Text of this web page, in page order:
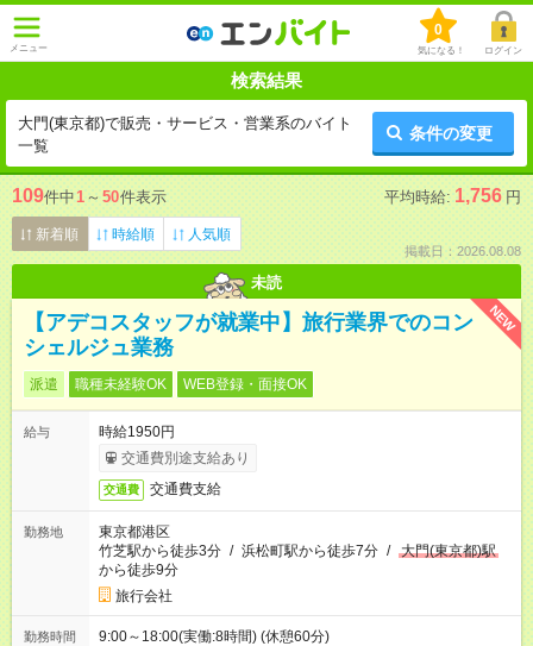
メニュー
0
気になる！ ログイン
検索結果
大門(東京都)で販売・サービス・営業系のバイト
一覧
条件の変更
109件中1 ～ 50件表示 平均時給: 1,756 円
新着順 時給順 人気順
掲載日：2026.08.08
未読
NEW
【アデコスタッフが就業中】旅行業界でのコン
シェルジュ業務
派遣 職種未経験OK WEB登録・面接OK
給与
時給1950円
交通費別途支給あり
交通費 交通費支給
勤務地
東京都港区
竹芝駅から徒歩3分 / 浜松町駅から徒歩7分 / 大門(東京都)駅
から徒歩9分
旅行会社
勤務時間 9:00～18:00(実働:8時間) (休憩60分)